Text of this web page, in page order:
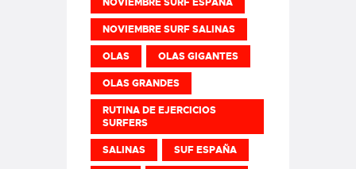
NOVIEMBRE SURF SALINAS
OLAS OLAS GIGANTES
OLAS GRANDES
RUTINA DE EJERCICIOS
SURFERS
SALINAS SUF ESPAÑA